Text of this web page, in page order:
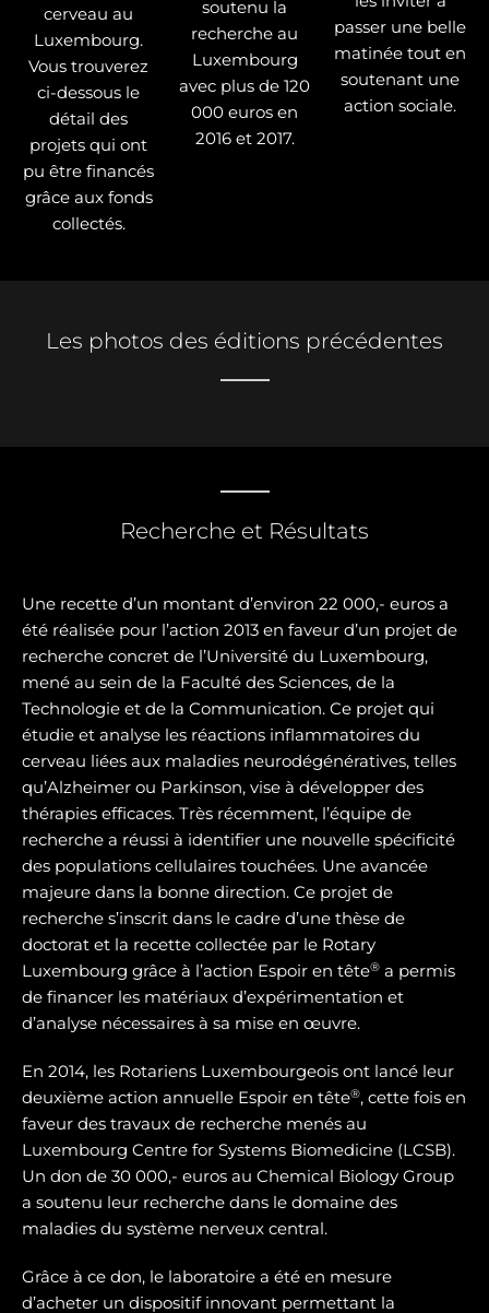
cerveau au
Luxembourg.
Vous trouverez
ci-dessous le
détail des
projets qui ont
pu être financés
grâce aux fonds
collectés.
soutenu la
recherche au
Luxembourg
avec plus de 120
000 euros en
2016 et 2017.
passer une belle
matinée tout en
soutenant une
action sociale.
Les photos des éditions précédentes
Recherche et Résultats
Une recette d’un montant d’environ 22 000,- euros a
été réalisée pour l’action 2013 en faveur d’un projet de
recherche concret de l’Université du Luxembourg,
mené au sein de la Faculté des Sciences, de la
Technologie et de la Communication. Ce projet qui
étudie et analyse les réactions inflammatoires du
cerveau liées aux maladies neurodégénératives, telles
qu’Alzheimer ou Parkinson, vise à développer des
thérapies efficaces. Très récemment, l’équipe de
recherche a réussi à identifier une nouvelle spécificité
des populations cellulaires touchées. Une avancée
majeure dans la bonne direction. Ce projet de
recherche s’inscrit dans le cadre d’une thèse de
doctorat et la recette collectée par le Rotary
Luxembourg grâce à l’action Espoir en tête® a permis
de financer les matériaux d’expérimentation et
d’analyse nécessaires à sa mise en œuvre.
En 2014, les Rotariens Luxembourgeois ont lancé leur
deuxième action annuelle Espoir en tête®, cette fois en
faveur des travaux de recherche menés au
Luxembourg Centre for Systems Biomedicine (LCSB).
Un don de 30 000,- euros au Chemical Biology Group
a soutenu leur recherche dans le domaine des
maladies du système nerveux central.
Grâce à ce don, le laboratoire a été en mesure
d’acheter un dispositif innovant permettant la